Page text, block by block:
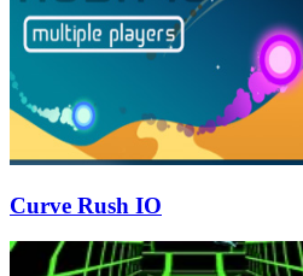
Curve Rush IO